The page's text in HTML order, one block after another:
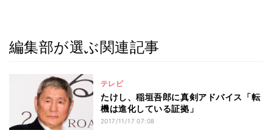
編集部が選ぶ関連記事
テレビ
たけし、稲垣吾郎に真剣アドバイス「転
機は進化している証拠」
2017/11/17 07:08